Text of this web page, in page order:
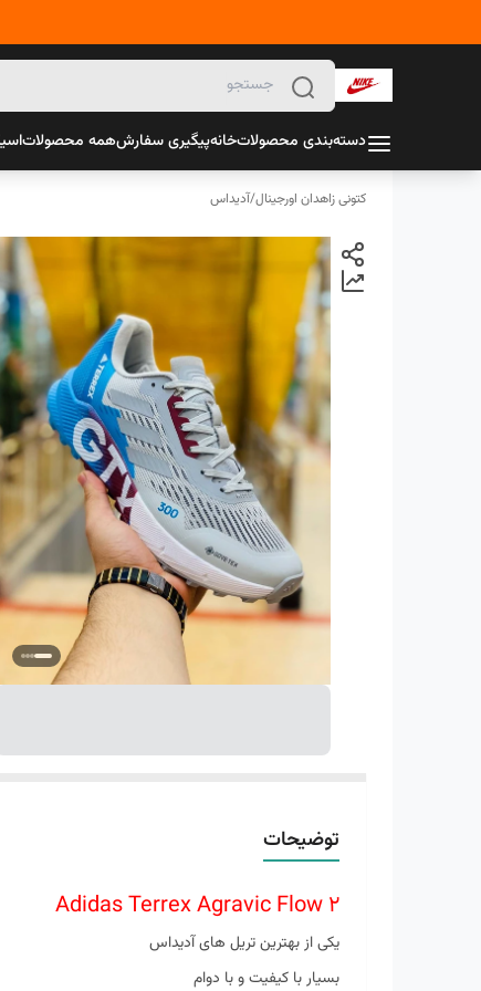
دسته‌بندی محصولاتخانهپیگیری سفارشهمه محصولات
کتونی زاهدان اورجینال/آدیداس
توضیحات
Adidas Terrex Agravic Flow 2
یکی از بهترین تریل های آدیداس
بسیار با کیفیت و با دوام